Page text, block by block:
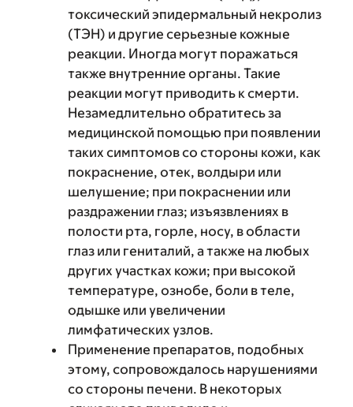
токсический эпидермальный некролиз
(ТЭН) и другие серьезные кожные
реакции. Иногда могут поражаться
также внутренние органы. Такие
реакции могут приводить к смерти.
Незамедлительно обратитесь за
медицинской помощью при появлении
таких симптомов со стороны кожи, как
покраснение, отек, волдыри или
шелушение; при покраснении или
раздражении глаз; изъязвлениях в
полости рта, горле, носу, в области
глаз или гениталий, а также на любых
других участках кожи; при высокой
температуре, ознобе, боли в теле,
одышке или увеличении
лимфатических узлов.
Применение препаратов, подобных
этому, сопровождалось нарушениями
со стороны печени. В некоторых